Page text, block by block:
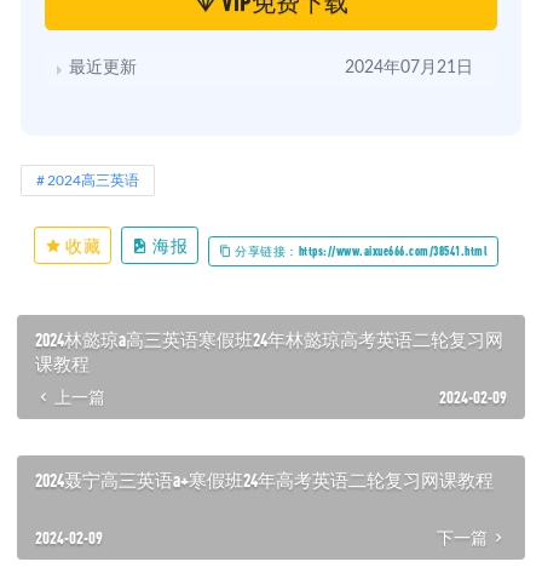
最近更新 2024年07月21日
2024高三英语
收藏 海报 分享链接：https://www.aixue666.com/38541.html
2024林懿琼a高三英语寒假班24年林懿琼高考英语二轮复习网
课教程
上一篇 2024-02-09
2024聂宁高三英语a+寒假班24年高考英语二轮复习网课教程
2024-02-09 下一篇